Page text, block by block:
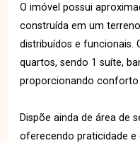
O imóvel possui
construída em um
distribuídos e funcionais.
quartos, sendo 1 suíte,
proporcionando conforto
Dispõe ainda de área de
oferecendo praticidade